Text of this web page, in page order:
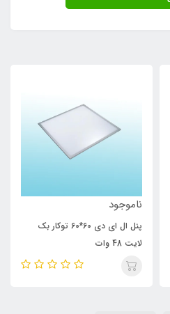
ناموجود
پنل ال ای دی 60*60 توکار بک
لایت 48 وات